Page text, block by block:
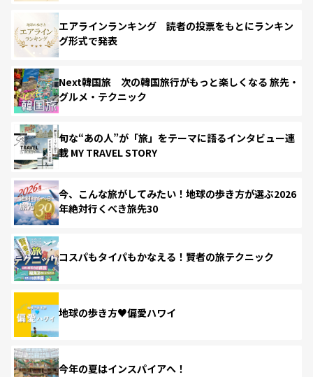
エアラインランキング 読者の投票をもとにランキン
グ形式で発表
Next韓国旅 次の韓国旅行がもっと楽しくなる 旅先・
グルメ・テクニック
旬な“あの人”が「旅」をテーマに語るインタビュー連
載 MY TRAVEL STORY
今、こんな旅がしてみたい！地球の歩き方が選ぶ2026
年絶対行くべき旅先30
コスパもタイパもかなえる！賢者の旅テクニック
地球の歩き方♥偏愛ハワイ
今年の夏はインスパイアへ！